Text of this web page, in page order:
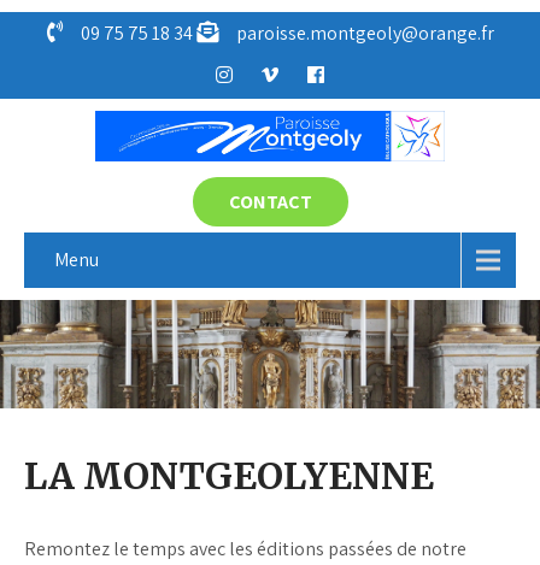
09 75 75 18 34 paroisse.montgeoly@orange.fr
CONTACT
Menu
LA MONTGEOLYENNE
Remontez le temps avec les éditions passées de notre